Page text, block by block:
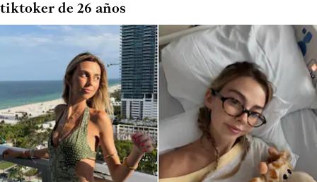
tiktoker de 26 años